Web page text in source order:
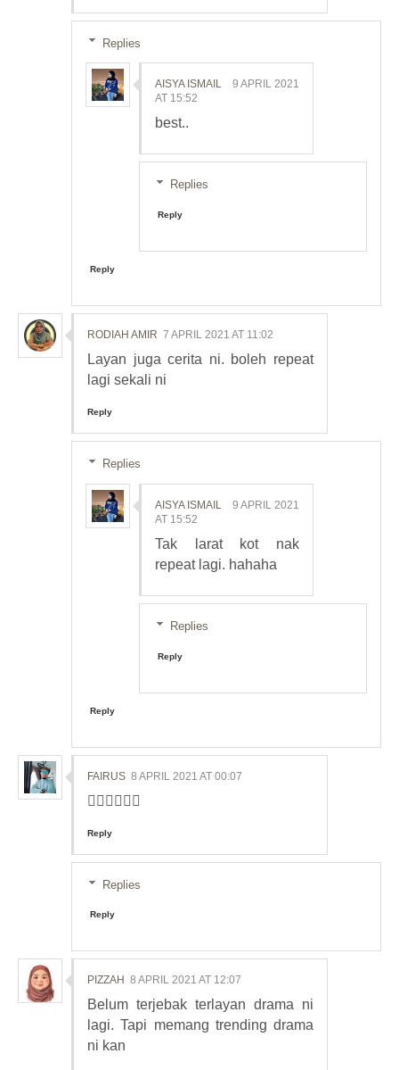
Replies
AISYA ISMAIL
9 APRIL 2021
AT 15:52
best..
Replies
Reply
Reply
RODIAH AMIR 7 APRIL 2021 AT 11:02
Layan juga cerita ni. boleh repeat
lagi sekali ni
Reply
Replies
AISYA ISMAIL
9 APRIL 2021
AT 15:52
Tak larat kot nak
repeat lagi. hahaha
Replies
Reply
Reply
FAIRUS 8 APRIL 2021 AT 00:07
👍🏼👍🏼👍🏼
Reply
Replies
Reply
PIZZAH 8 APRIL 2021 AT 12:07
Belum terjebak terlayan drama ni
lagi. Tapi memang trending drama
ni kan